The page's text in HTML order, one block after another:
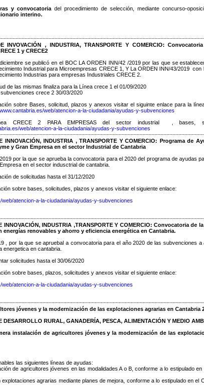
y convocatoria del procedimiento de selección, mediante concurso-
interino.
INVOVACIÓN , INDUSTRIA, TRANSPORTE Y COMERCIO:
1 y CRECE2
se publicó en el BOC LA ORDEN INN/42 /2019 por las que se
Industrial para Microempresas CRECE 1, Y La ORDEN INN/43/2019
Industrias para empresas Industriales CRECE 2.
de las mismas finaliza para la Línea crece 1 el 01/09/2020
crece 2 30/03/2020
sobre Bases, solicitud, plazos y anexos visitar el siguinte enlace para la
www.cantabria.es/web/atencion-a-la-ciudadania/ayudas-y-subvenciones
CRECE 2 PARA EMPRESAS del sector industrial , bases,
web/atencion-a-la-ciudadania/ayudas-y-subvenciones
INNOVACIÓN, INDUSTRIA , TRANSPORTE Y COMERCIO: Programa de
y Gran Empresa en el sector Industrial de Cantabria
por la que se aprueba la convocatoria para el 2020 del programa de ayudas
en el sector indusctrial de cantabria.
de solicitudas hasta el 31/12/2020
sobre bases, solicitudes, plazos y anexos visitar el siguiente enlace:
web/atencion-a-la-ciudadania/ayudas-y-subvenciones
INNOVACIÓN, INDUSTRIA ,TRANSPORTE Y COMERCIO: Convocatoria de
energías renovables y ahorro y eficiencia energética en Cantabria.
, por la que se apruebal a convocatoria para el año 2020 de las subvenciones
energetica en cantabria.
solicitudes hasta el 30/06/2020
sobre bases, plazos, solicitudes y anexos visitar el siguiente enlace:
web/atencion-a-la-ciudadania/ayudas-y-subvenciones
jóvenes y la modernización de las explotaciones agrarias en Cantabria
DESARROLLO RURAL, GANADERÍA, PESCA, ALIMENTACIÓN Y MEDIO
instalación de agricultores jóvenes y la modernización de las
las siguientes líneas de ayudas:
de agricultores jóvenes en las modalidades A o B, conforme a lo estipulado
agrarias mediante planes de mejora, conforme a lo estipulado en el